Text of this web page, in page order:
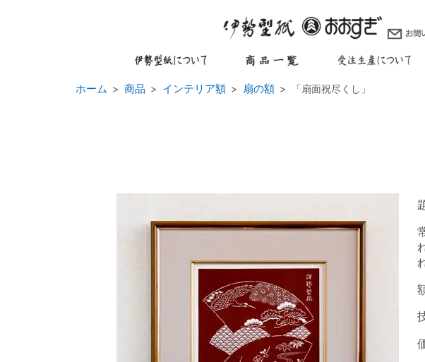
ホーム 商品 インテリア額 扇の額 「扇面祝尽くし」